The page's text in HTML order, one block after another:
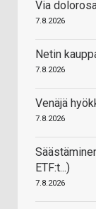
Via
7.8.2026
Netin
7.8.2026
Venäjä
7.8.2026
ETF:t...)
7.8.2026